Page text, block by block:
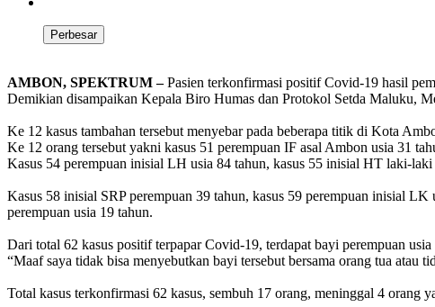
Perbesar
AMBON, SPEKTRUM –Pasien terkonfirmasi positif Covid-19 hasil
Demikian disampaikan Kepala Biro Humas dan Protokol Setda Maluku,
Ke 12 kasus tambahan tersebut menyebar pada beberapa titik di Kota
Ke 12 orang tersebut yakni kasus 51 perempuan IF asal Ambon usia 31
Kasus 54 perempuan inisial LH usia 84 tahun, kasus 55 inisial HT laki-
Kasus 58 inisial SRP perempuan 39 tahun, kasus 59 perempuan inisial
perempuan usia 19 tahun.
Dari total 62 kasus positif terpapar Covid-19, terdapat bayi perempuan
“Maaf saya tidak bisa menyebutkan bayi tersebut bersama orang tua atau
Total kasus terkonfirmasi 62 kasus, sembuh 17 orang, meninggal 4 orang